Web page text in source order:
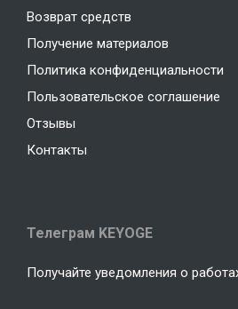
Возврат средств
Получение материалов
Политика конфиденциальности
Пользовательское соглашение
Отзывы
Контакты
Телеграм KEYOGE
Получайте уведомления о